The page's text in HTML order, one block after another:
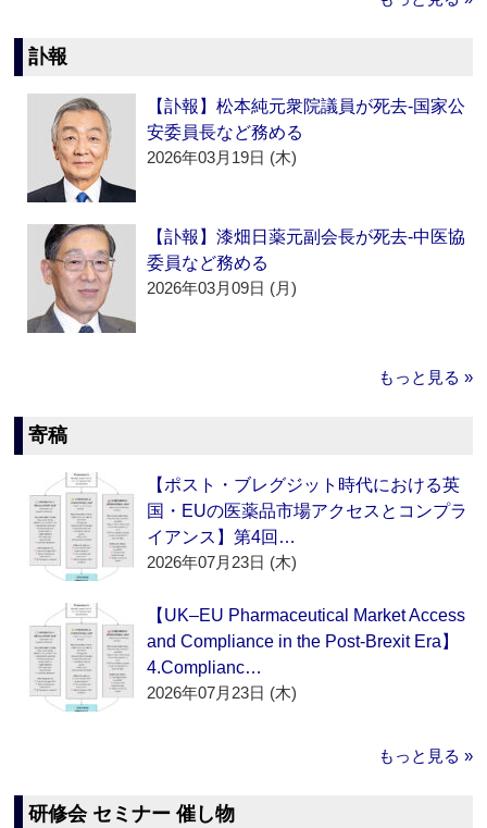
訃報
【訃報】松本純元衆院議員が死去‐国家公
安委員長など務める
2026年03月19日 (木)
【訃報】漆畑日薬元副会長が死去‐中医協
委員など務める
2026年03月09日 (月)
もっと見る »
寄稿
【ポスト・ブレグジット時代における英
国・EUの医薬品市場アクセスとコンプラ
イアンス】第4回…
2026年07月23日 (木)
【UK–EU Pharmaceutical Market Access
and Compliance in the Post-Brexit Era】
4.Complianc…
2026年07月23日 (木)
もっと見る »
研修会 セミナー 催し物